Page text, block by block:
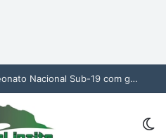
Batuque conquista Campeonato Nacional Sub-19 com golo de Erickson no prolongamento